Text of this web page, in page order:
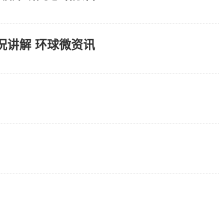
讲解 环球微资讯